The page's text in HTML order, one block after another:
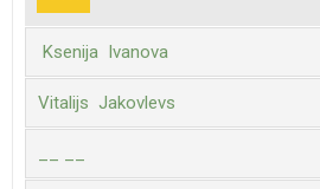
Ksenija Ivanova
Vitalijs Jakovlevs